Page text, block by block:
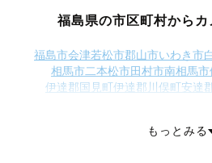
福島県の市区町村から
福島市会津若松市郡山市いわき市
相馬市二本松市田村市南相馬市
伊達郡国見町伊達郡川俣町安達
河沼郡会津坂下町河
もっとみる